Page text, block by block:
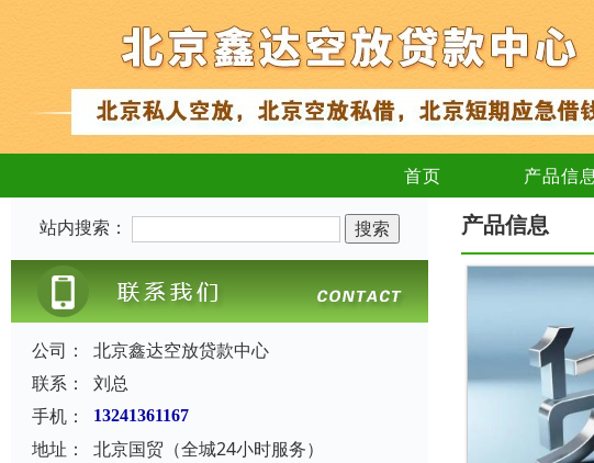
首页 产品信
站内搜索：
公司：
北京鑫达空放贷款中心
联系：
刘总
手机：
13241361167
地址：
北京国贸（全城24小时服务）
产品信息